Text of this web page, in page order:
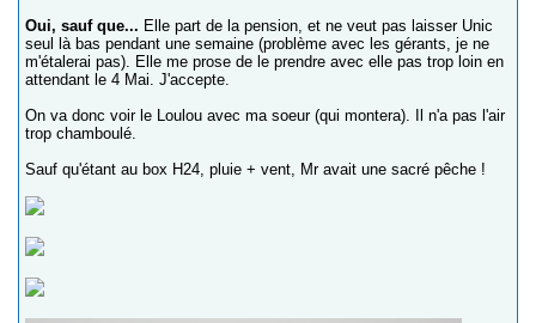
Oui, sauf que... Elle part de la pension, et ne veut pas laisser Unic
seul là bas pendant une semaine (problème avec les gérants, je ne
m'étalerai pas). Elle me prose de le prendre avec elle pas trop loin en
attendant le 4 Mai. J'accepte.
On va donc voir le Loulou avec ma soeur (qui montera). Il n'a pas l'air
trop chamboulé.
Sauf qu'étant au box H24, pluie + vent, Mr avait une sacré pêche !